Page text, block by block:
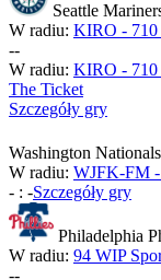
Seattle
W radiu: KIRO - 710
--
W radiu: KIRO - 710
The Ticket
Szczegóły gry
Washington Nationals
W radiu: WJFK-FM
- : -Szczegóły gry
Philadelphia
W radiu: 94 WIP
--